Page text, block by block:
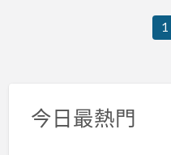
1
今日最熱門